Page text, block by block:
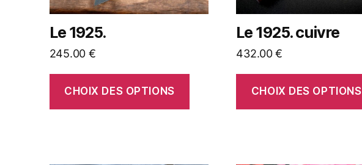
Le 1925.
245.00 €
CHOIX DES OPTIONS
Le 1925. cuivre
432.00€
CHOIX DES OPTIONS